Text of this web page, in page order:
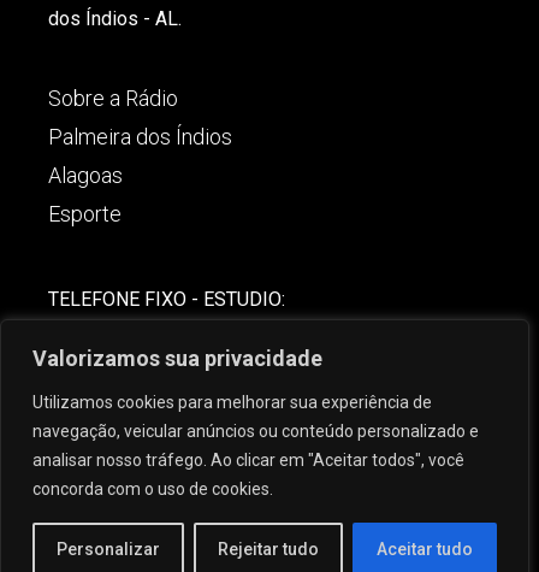
Valorizamos sua privacidade
Utilizamos cookies para melhorar sua experiência de
navegação, veicular anúncios ou conteúdo personalizado e
analisar nosso tráfego. Ao clicar em "Aceitar todos", você
concorda com o uso de cookies.
Personalizar Rejeitar tudo Aceitar tudo
dos Índios - AL.
Sobre a Rádio
Palmeira dos Índios
Alagoas
Esporte
TELEFONE FIXO - ESTUDIO:
(82) 99621-8806